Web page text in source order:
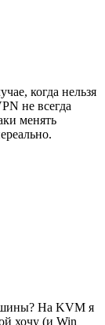
когда нельзя
не всегда
менять
На KVM я
хочу (и Win